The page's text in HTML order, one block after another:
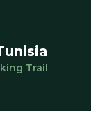
Trail